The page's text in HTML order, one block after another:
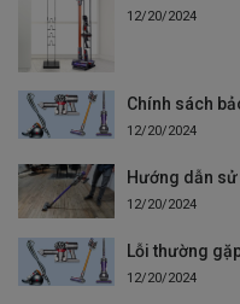
12/20/2024
Chính sách
12/20/2024
Hướng dẫn
12/20/2024
Lỗi thường
12/20/2024